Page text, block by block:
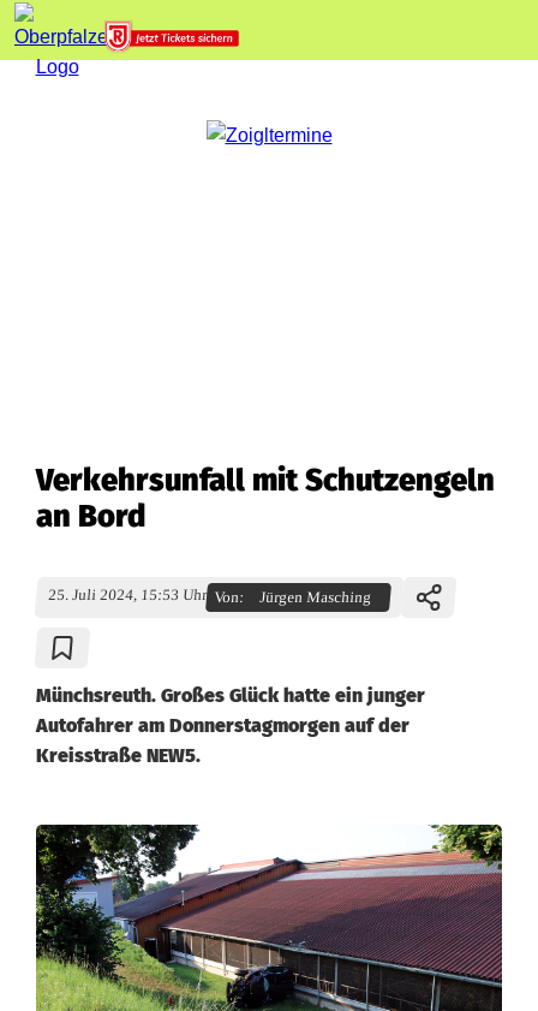
Verkehrsunfall mit Schutzengeln
an Bord
25. Juli 2024, 15:53 Uhr Von: Jürgen Masching
Münchsreuth. Großes Glück hatte ein junger
Autofahrer am Donnerstagmorgen auf der
Kreisstraße NEW5.
V
e
r
k